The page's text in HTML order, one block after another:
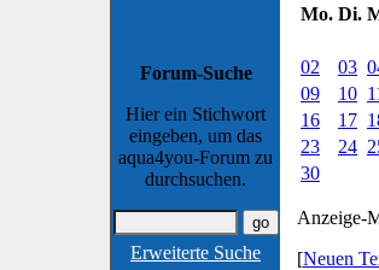
Forum-Suche
Hier ein Stichwort
eingeben, um das
aqua4you-Forum zu
durchsuchen.
Erweiterte Suche
Mo. Di.
02
03
09
10
16
17
23
24
30
Anzeige-
[Neuen